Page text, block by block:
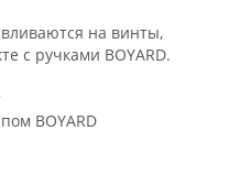
на винты,
с ручками BOYARD.
BOYARD